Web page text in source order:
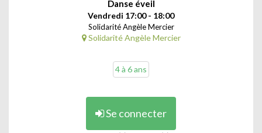
Danse éveil
Vendredi 17:00 - 18:00
Solidarité Angèle Mercier
Solidarité Angèle Mercier
4 à 6 ans
Se connecter